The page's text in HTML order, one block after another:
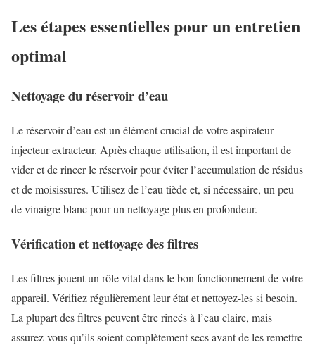
Les étapes essentielles pour un entretien
optimal
Nettoyage du réservoir d’eau
Le réservoir d’eau est un élément crucial de votre aspirateur
injecteur extracteur. Après chaque utilisation, il est important de
vider et de rincer le réservoir pour éviter l’accumulation de résidus
et de moisissures. Utilisez de l’eau tiède et, si nécessaire, un peu
de vinaigre blanc pour un nettoyage plus en profondeur.
Vérification et nettoyage des filtres
Les filtres jouent un rôle vital dans le bon fonctionnement de votre
appareil. Vérifiez régulièrement leur état et nettoyez-les si besoin.
La plupart des filtres peuvent être rincés à l’eau claire, mais
assurez-vous qu’ils soient complètement secs avant de les remettre